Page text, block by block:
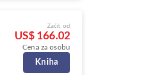
Začít od
US$ 166.02
Cena za osobu
Kniha